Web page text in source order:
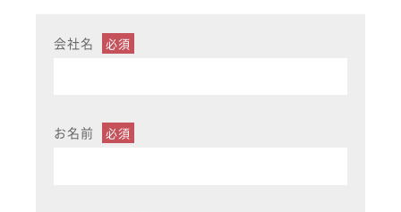
会社名
お名前